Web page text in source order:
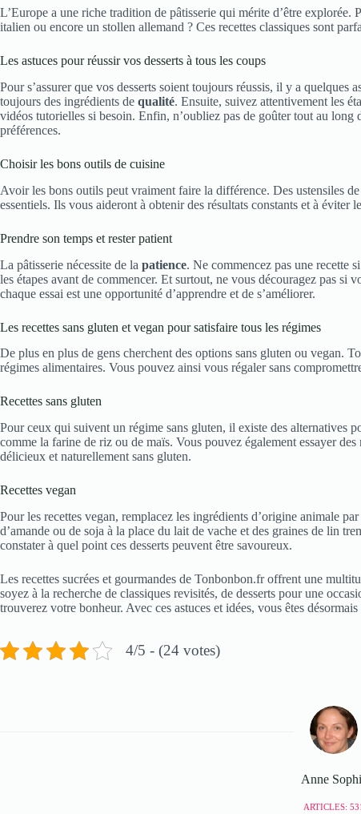
L’Europe a une riche tradition de pâtisserie qui mérite d’être explorée.
italien ou encore un stollen allemand ? Ces recettes classiques sont
Les astuces pour réussir vos desserts à tous les coups
Pour s’assurer que vos desserts soient toujours réussis, il y a quelques
toujours des ingrédients de qualité. Ensuite, suivez attentivement les
vidéos tutorielles si besoin. Enfin, n’oubliez pas de goûter tout au long
préférences.
Choisir les bons outils de cuisine
Avoir les bons outils peut vraiment faire la différence. Des ustensiles
essentiels. Ils vous aideront à obtenir des résultats constants et à éviter
Prendre son temps et rester patient
La pâtisserie nécessite de la patience. Ne commencez pas une recette
les étapes avant de commencer. Et surtout, ne vous découragez pas si
chaque essai est une opportunité d’apprendre et de s’améliorer.
Les recettes sans gluten et vegan pour satisfaire tous les régimes
De plus en plus de gens cherchent des options sans gluten ou vegan.
régimes alimentaires. Vous pouvez ainsi vous régaler sans
Recettes sans gluten
Pour ceux qui suivent un régime sans gluten, il existe des alternatives
comme la farine de riz ou de maïs. Vous pouvez également essayer
délicieux et naturellement sans gluten.
Recettes vegan
Pour les recettes vegan, remplacez les ingrédients d’origine animale
d’amande ou de soja à la place du lait de vache et des graines de lin
constater à quel point ces desserts peuvent être savoureux.
Les recettes sucrées et gourmandes de Tonbonbon.fr offrent une
soyez à la recherche de classiques revisités, de desserts pour une
trouverez votre bonheur. Avec ces astuces et idées, vous êtes
4/5 - (24 votes)
Anne
ARTICLES: